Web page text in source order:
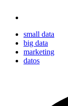
small data
big data
marketing
datos